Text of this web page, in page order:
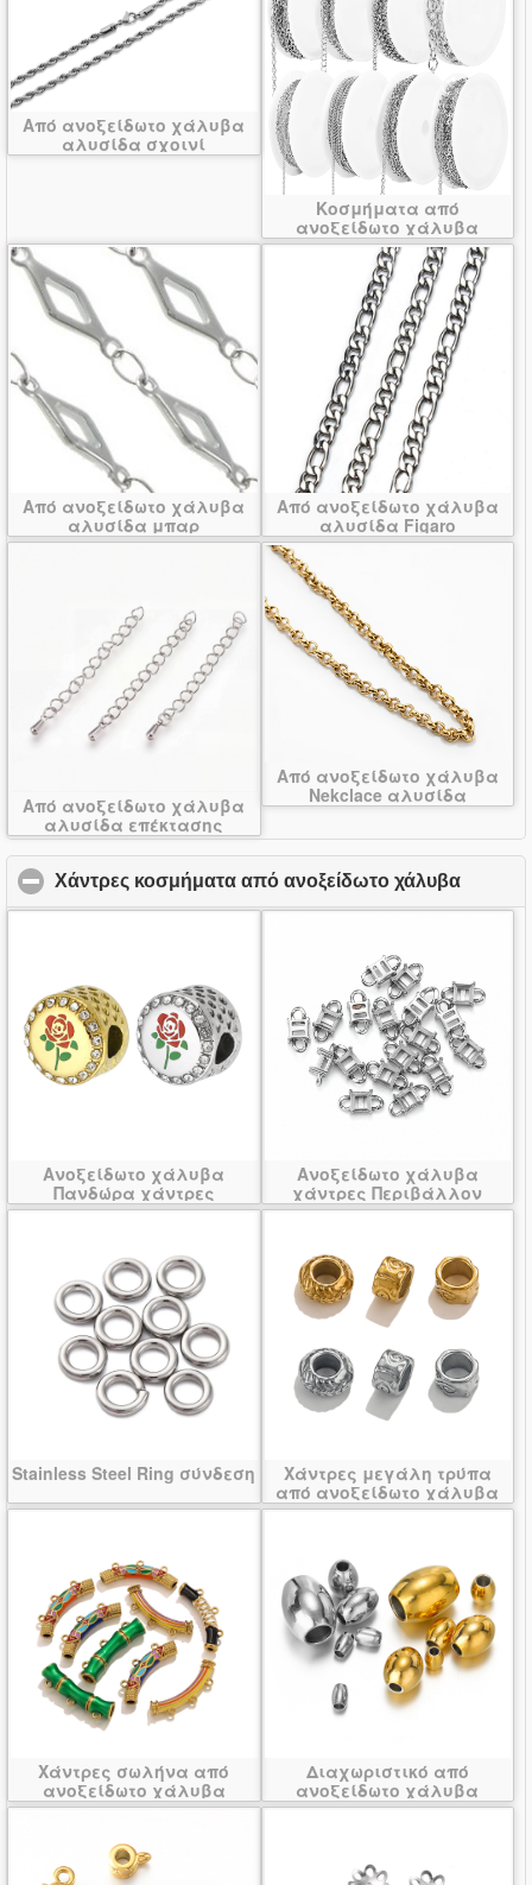
Από ανοξείδωτο χάλυβα
αλυσίδα σχοινί
Κοσμήματα από
ανοξείδωτο χάλυβα
αλυσίδα
Από ανοξείδωτο χάλυβα
αλυσίδα μπαρ
Από ανοξείδωτο χάλυβα
αλυσίδα Figaro
Από ανοξείδωτο χάλυβα
αλυσίδα επέκτασης
Από ανοξείδωτο χάλυβα
Nekclace αλυσίδα
Χάντρες κοσμήματα από ανοξείδωτο χάλυβα
Ανοξείδωτο χάλυβα
Πανδώρα χάντρες
Ανοξείδωτο χάλυβα
χάντρες Περιβάλλον
Stainless Steel Ring σύνδεση
Χάντρες μεγάλη τρύπα
από ανοξείδωτο χάλυβα
Χάντρες σωλήνα από
ανοξείδωτο χάλυβα
Διαχωριστικό από
ανοξείδωτο χάλυβα
χάντρες